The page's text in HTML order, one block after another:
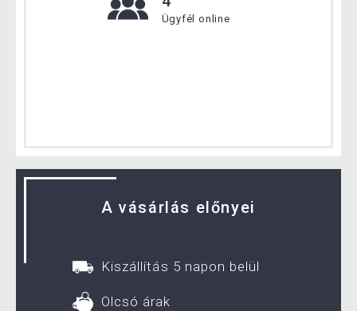
Ügyfél online
A vásárlás előnyei
Kiszállítás 5 napon belül
Olcsó árak